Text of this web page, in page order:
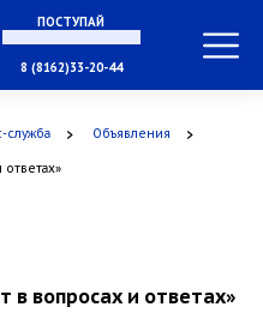
ПОСТУПАЙ
В МАГИСТРАТУРУ
8 (8162)33-20-44
служба Объявления
ответах»
в вопросах и ответах»